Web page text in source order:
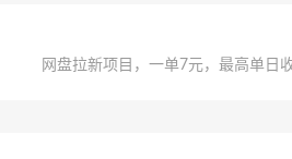
网盘拉新项目，一单7元，最高单日